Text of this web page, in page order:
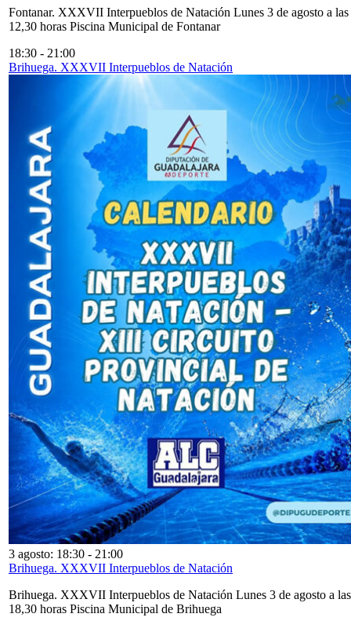
Fontanar. XXXVII Interpueblos de Natación Lunes 3 de agosto a las
12,30 horas Piscina Municipal de Fontanar
18:30 - 21:00
Brihuega. XXXVII Interpueblos de Natación
3 agosto: 18:30 - 21:00
Brihuega. XXXVII Interpueblos de Natación
Brihuega. XXXVII Interpueblos de Natación Lunes 3 de agosto a las
18,30 horas Piscina Municipal de Brihuega